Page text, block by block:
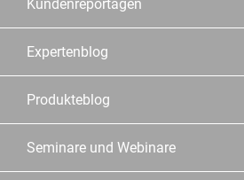
Kundenreportagen
Expertenblog
Produkteblog
Seminare und Webinare